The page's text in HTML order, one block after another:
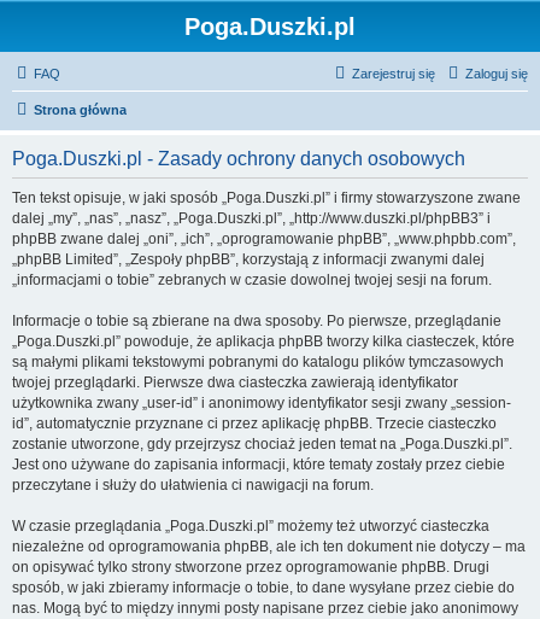
Poga.Duszki.pl
FAQ Zaloguj się
Zarejestruj się
Strona główna
Poga.Duszki.pl - Zasady ochrony danych osobowych
Ten tekst opisuje, w jaki sposób „Poga.Duszki.pl” i firmy stowarzyszone zwane
dalej „my”, „nas”, „nasz”, „Poga.Duszki.pl”, „http://www.duszki.pl/phpBB3” i
phpBB zwane dalej „oni”, „ich”, „oprogramowanie phpBB”, „www.phpbb.com”,
„phpBB Limited”, „Zespoły phpBB”, korzystają z informacji zwanymi dalej
„informacjami o tobie” zebranych w czasie dowolnej twojej sesji na forum.
Informacje o tobie są zbierane na dwa sposoby. Po pierwsze, przeglądanie
„Poga.Duszki.pl” powoduje, że aplikacja phpBB tworzy kilka ciasteczek, które
są małymi plikami tekstowymi pobranymi do katalogu plików tymczasowych
twojej przeglądarki. Pierwsze dwa ciasteczka zawierają identyfikator
użytkownika zwany „user-id” i anonimowy identyfikator sesji zwany „session-
id”, automatycznie przyznane ci przez aplikację phpBB. Trzecie ciasteczko
zostanie utworzone, gdy przejrzysz chociaż jeden temat na „Poga.Duszki.pl”.
Jest ono używane do zapisania informacji, które tematy zostały przez ciebie
przeczytane i służy do ułatwienia ci nawigacji na forum.
W czasie przeglądania „Poga.Duszki.pl” możemy też utworzyć ciasteczka
niezależne od oprogramowania phpBB, ale ich ten dokument nie dotyczy – ma
on opisywać tylko strony stworzone przez oprogramowanie phpBB. Drugi
sposób, w jaki zbieramy informacje o tobie, to dane wysyłane przez ciebie do
nas. Mogą być to między innymi posty napisane przez ciebie jako anonimowy